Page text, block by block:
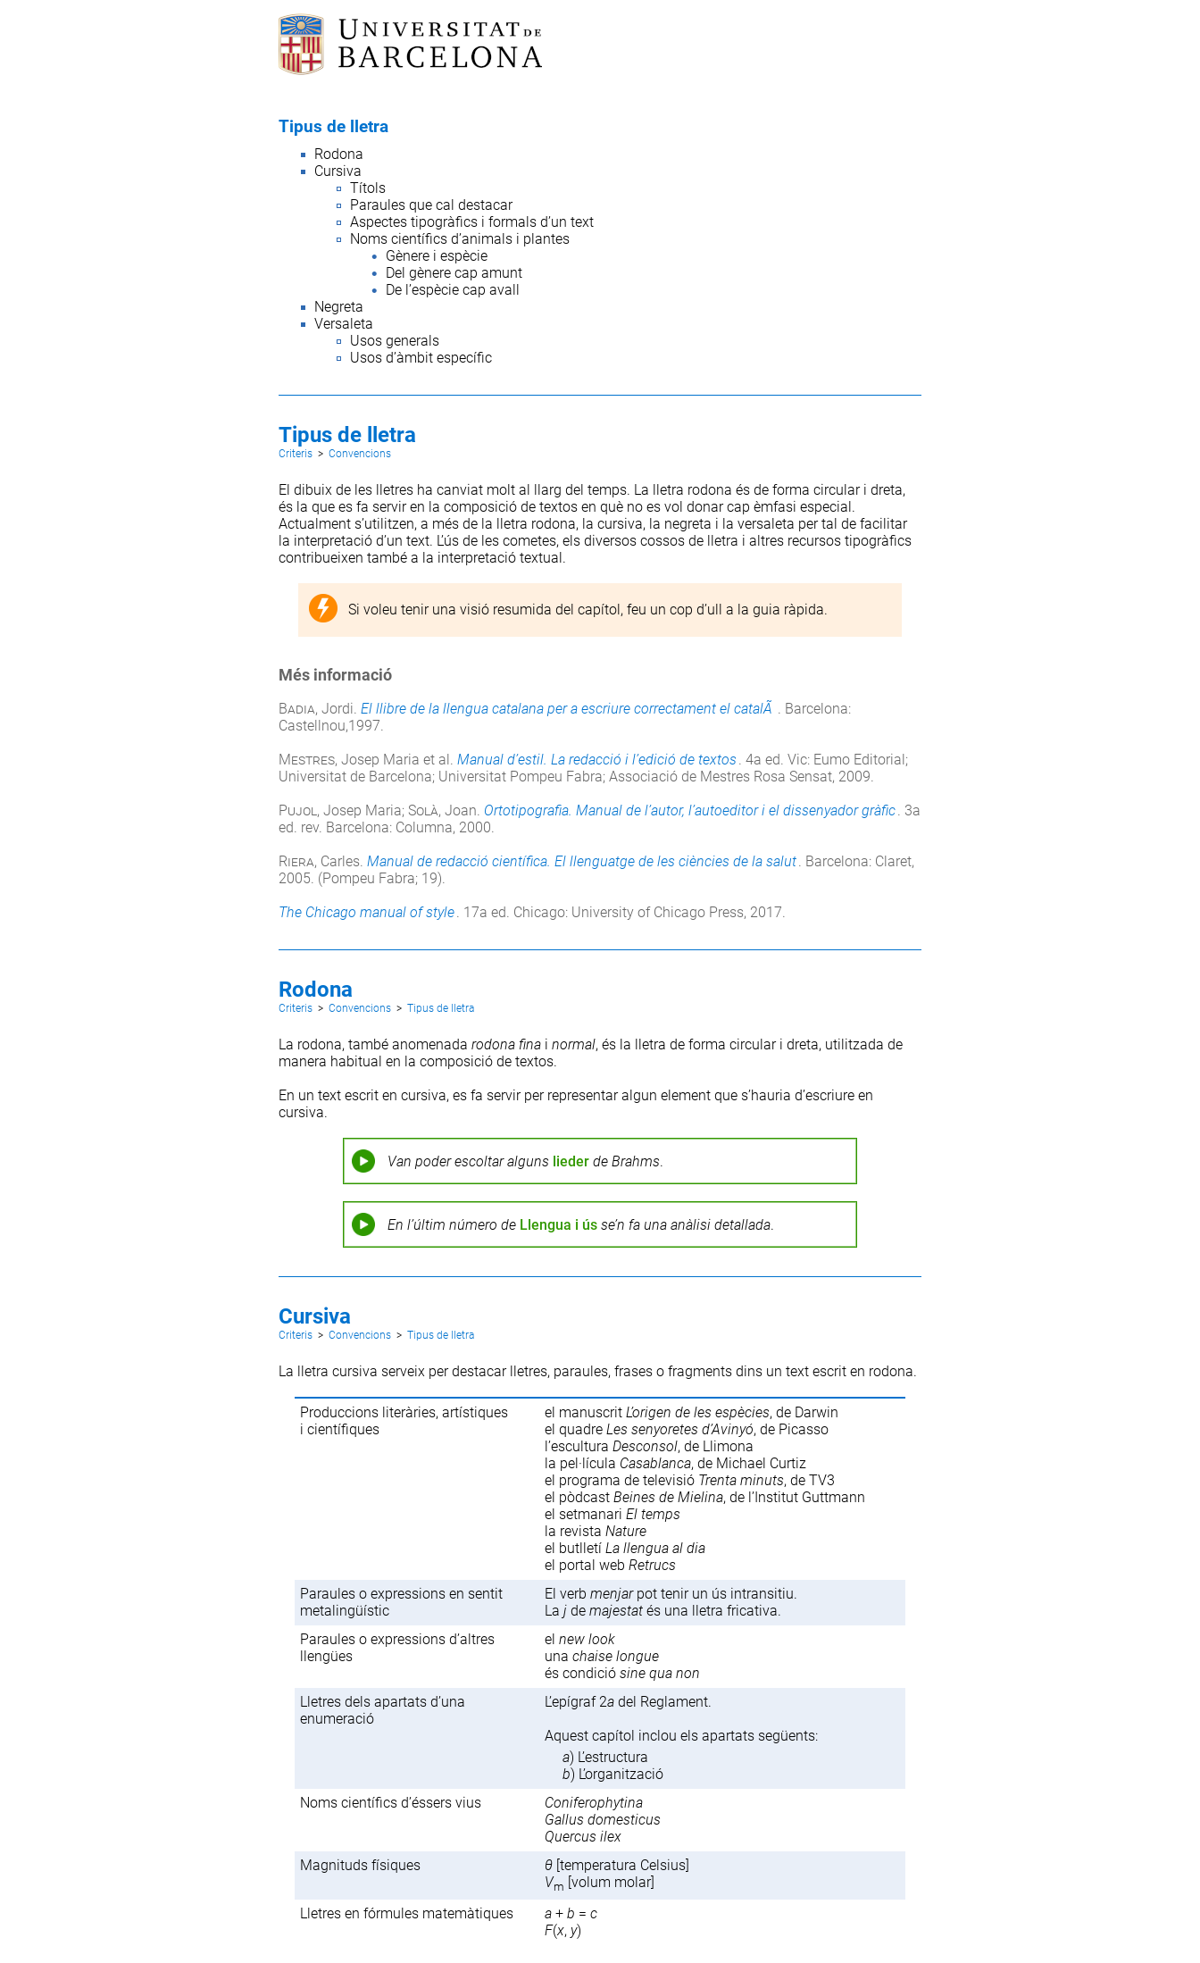
Tipus de lletra
Rodona
Cursiva
Títols
Paraules que cal destacar
Aspectes tipogràfics i formals d’un text
Noms científics d’animals i plantes
Gènere i espècie
Del gènere cap amunt
De l’espècie cap avall
Negreta
Versaleta
Usos generals
Usos d’àmbit específic
Tipus de lletra
Criteris > Convencions
El dibuix de les lletres ha canviat molt al llarg del temps. La lletra rodona és de forma circular i dreta,
és la que es fa servir en la composició de textos en què no es vol donar cap èmfasi especial.
Actualment s’utilitzen, a més de la lletra rodona, la cursiva, la negreta i la versaleta per tal de facilitar
la interpretació d’un text. L’ús de les cometes, els diversos cossos de lletra i altres recursos tipogràfics
contribueixen també a la interpretació textual.
Si voleu tenir una visió resumida del capítol, feu un cop d’ull a la guia ràpida.
Més informació
Badia, Jordi. El llibre de la llengua catalana per a escriure correctament el catalÃ . Barcelona:
Castellnou,1997.
Mestres, Josep Maria et al. Manual d’estil. La redacció i l’edició de textos . 4a ed. Vic: Eumo Editorial;
Universitat de Barcelona; Universitat Pompeu Fabra; Associació de Mestres Rosa Sensat, 2009.
Pujol, Josep Maria; Solà, Joan. Ortotipografia. Manual de l’autor, l’autoeditor i el dissenyador gràfic. 3a
ed. rev. Barcelona: Columna, 2000.
Riera, Carles. Manual de redacció científica. El llenguatge de les ciències de la salut. Barcelona: Claret,
2005. (Pompeu Fabra; 19).
The Chicago manual of style. 17a ed. Chicago: University of Chicago Press, 2017.
Rodona
Criteris > Convencions > Tipus de lletra
La rodona, també anomenada rodona finai normal, és la lletra de forma circular i dreta, utilitzada de
manera habitual en la composició de textos.
En un text escrit en cursiva, es fa servir per representar algun element que s’hauria d’escriure en
cursiva.
Van poder escoltar alguns lieder de Brahms.
En l’últim número de Llengua i ús se’n fa una anàlisi detallada.
Cursiva
Criteris > Convencions > Tipus de lletra
La lletra cursiva serveix per destacar lletres, paraules, frases o fragments dins un text escrit en rodona.
Produccions literàries, artístiques
i científiques
el manuscritL’origen de les espècies, de Darwin
el quadreLes senyoretes d’Avinyó, de Picasso
l’esculturaDesconsol, de Llimona
la pel·lícula Casablanca, de Michael Curtiz
el programa de televisió Trenta minuts, de TV3
el pòdcastBeines de Mielina, de l’Institut Guttmann
el setmanariEl temps
la revistaNature
el butlletíLa llengua al dia
el portal webRetrucs
Paraules o expressions en sentit
metalingüístic
El verbmenjarpot tenir un ús intransitiu.
Laj demajestat és una lletra fricativa.
Paraules o expressions d’altres
llengües
elnew look
unachaise longue
és condiciósine qua non
Lletres dels apartats d’una
enumeració
L’epígraf 2a del Reglament.
Aquest capítol inclou els apartats següents:
a) L’estructura
b) L’organització
Noms científics d’éssers vius
Coniferophytina
Gallus domesticus
Quercus ilex
Magnituds físiques
θ [temperatura Celsius]
Vm [volum molar]
Lletres en fórmules matemàtiques
a +b =c
F(x, y)